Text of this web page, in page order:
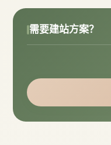
需要建站方案？